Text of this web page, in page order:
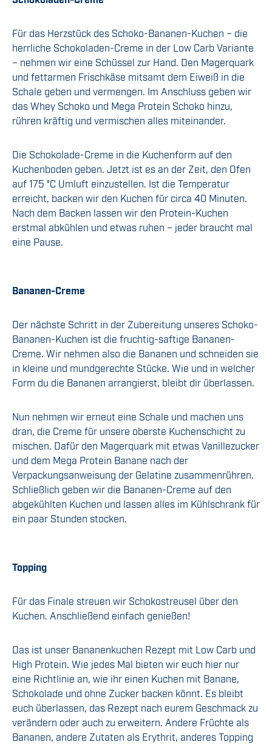
Für das Herzstück des Schoko-Bananen-Kuchen – die
herrliche Schokoladen-Creme in der Low Carb Variante
– nehmen wir eine Schüssel zur Hand. Den Magerquark
und fettarmen Frischkäse mitsamt dem Eiweiß in die
Schale geben und vermengen. Im Anschluss geben wir
das Whey Schoko und Mega Protein Schoko hinzu,
rühren kräftig und vermischen alles miteinander.
Die Schokolade-Creme in die Kuchenform auf den
Kuchenboden geben. Jetzt ist es an der Zeit, den Ofen
auf 175 °C Umluft einzustellen. Ist die Temperatur
erreicht, backen wir den Kuchen für circa 40 Minuten.
Nach dem Backen lassen wir den Protein-Kuchen
erstmal abkühlen und etwas ruhen – jeder braucht mal
eine Pause.
Bananen-Creme
Der nächste Schritt in der Zubereitung unseres Schoko-
Bananen-Kuchen ist die fruchtig-saftige Bananen-
Creme. Wir nehmen also die Bananen und schneiden sie
in kleine und mundgerechte Stücke. Wie und in welcher
Form du die Bananen arrangierst, bleibt dir überlassen.
Nun nehmen wir erneut eine Schale und machen uns
dran, die Creme für unsere oberste Kuchenschicht zu
mischen. Dafür den Magerquark mit etwas Vanillezucker
und dem Mega Protein Banane nach der
Verpackungsanweisung der Gelatine zusammenrühren.
Schließlich geben wir die Bananen-Creme auf den
abgekühlten Kuchen und lassen alles im Kühlschrank für
ein paar Stunden stocken.
Topping
Für das Finale streuen wir Schokostreusel über den
Kuchen. Anschließend einfach genießen!
Das ist unser Bananenkuchen Rezept mit Low Carb und
High Protein. Wie jedes Mal bieten wir euch hier nur
eine Richtlinie an, wie ihr einen Kuchen mit Banane,
Schokolade und ohne Zucker backen könnt. Es bleibt
euch überlassen, das Rezept nach eurem Geschmack zu
verändern oder auch zu erweitern. Andere Früchte als
Bananen, andere Zutaten als Erythrit, anderes Topping